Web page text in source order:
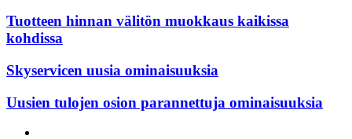
Tuotteen hinnan välitön muokkaus kaikissa
kohdissa
Skyservicen uusia ominaisuuksia
Uusien tulojen osion parannettuja ominaisuuksia